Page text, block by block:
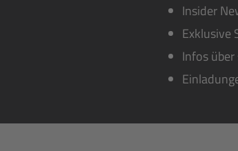
Insider
Exklusive
Infos